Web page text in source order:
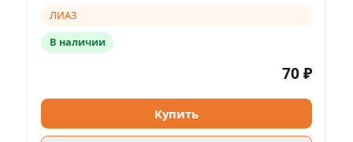
ЛИАЗ
В наличии
70 ₽
Купить